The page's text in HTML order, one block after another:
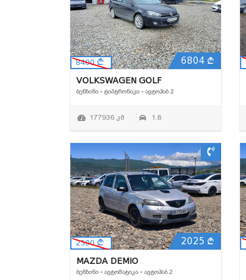
8400 6804
VOLKSWAGEN GOLF
ᲑᲔᲜᲖᲘᲜᲘ • ᲢᲘᲞᲢᲠᲝᲜᲘᲙᲘ • ᲐᲕᲢᲝᲰᲐᲑ 2
177936 კმ 1.8
2500 2025
MAZDA DEMIO
ᲑᲔᲜᲖᲘᲜᲘ • ᲐᲕᲢᲝᲛᲐᲢᲘᲙᲐ • ᲐᲕᲢᲝᲰᲐᲑ 2